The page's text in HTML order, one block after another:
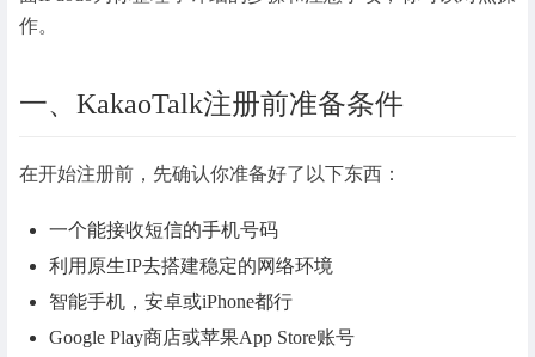
作。
一、KakaoTalk注册前准备条件
在开始注册前，先确认你准备好了以下东西：
一个能接收短信的手机号码
利用原生IP去搭建稳定的网络环境
智能手机，安卓或iPhone都行
Google Play商店或苹果App Store账号